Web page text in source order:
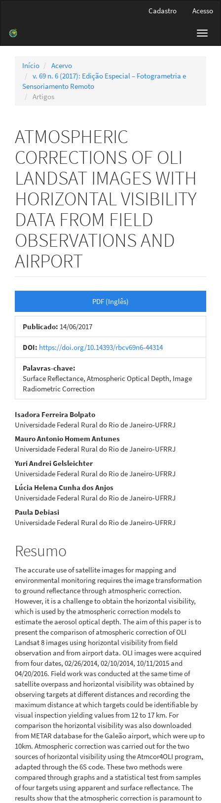
Barra
Cadastro Acesso
Início
Acervo
v. 69 n. 6 (2017): Edição Especial – Fotogrametria e
Sensoriamento Remoto
Artigos
ATMOSPHERIC
CORRECTIONS OF OLI
LANDSAT IMAGES WITH
HORIZONTAL VISIBILITY
DATA FROM FIELD
OBSERVATIONS AND
AIRPORT
lateral
de
artigos
PDF (Inglês)
Publicado: 14/06/2017
DOI: https://doi.org/10.14393/rbcv69n6-44314
Palavras-chave:
Surface Reflectance, Atmospheric Optical Depth, Image
Radiometric Correction
Conteúdo
do
artigo
principal
Isadora Ferreira Bolpato
Universidade Federal Rural do Rio de Janeiro-UFRRJ
Mauro Antonio Homem Antunes
Universidade Federal Rural do Rio de Janeiro-UFRRJ
Yuri Andrei Gelsleichter
Universidade Federal Rural do Rio de Janeiro-UFRRJ
Lúcia Helena Cunha dos Anjos
Universidade Federal Rural do Rio de Janeiro-UFRRJ
Paula Debiasi
Universidade Federal Rural do Rio de Janeiro-UFRRJ
Resumo
The accurate use of satellite images for mapping and
environmental monitoring requires the image transformation
to ground reflectance through atmospheric correction.
However, it is a challenge to obtain the horizontal visibility,
which is used by the atmospheric correction models to
estimate the aerosol optical depth. The aim of this paper is to
present the comparison of atmospheric correction of OLI
Landsat 8 images using horizontal visibility from field
observation and from airport data. OLI images were acquired
from four dates, 02/26/2014, 02/10/2014, 10/11/2015 and
04/20/2016. Field work was conducted at the same time of
satellite overpass and horizontal visibility was obtained by
observing targets at different distances and recording the
maximum distance at which targets could be identifiable by
visual inspection yielding values from 12 to 17 km. For
comparison the horizontal visibility was also downloaded
from METAR database for the Galeão airport, which were up to
10km. Atmospheric correction was carried out for the two
sources of horizontal visibility using the Atmcor4OLI program,
adapted through the 6S code. These two methods were
compared through graphs and a statistical test from samples
of four targets using apparent and surface reflectance. The
results show that the atmospheric correction is paramount to